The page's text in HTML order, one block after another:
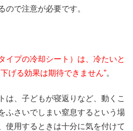
ので注意が必要です。
イプの冷却シート）は、冷たいと
げる効果は期待できません”。
は、子どもが寝返りなど、動くこ
ふさいでしまい窒息するという場
使用するときは十分に気を付けて